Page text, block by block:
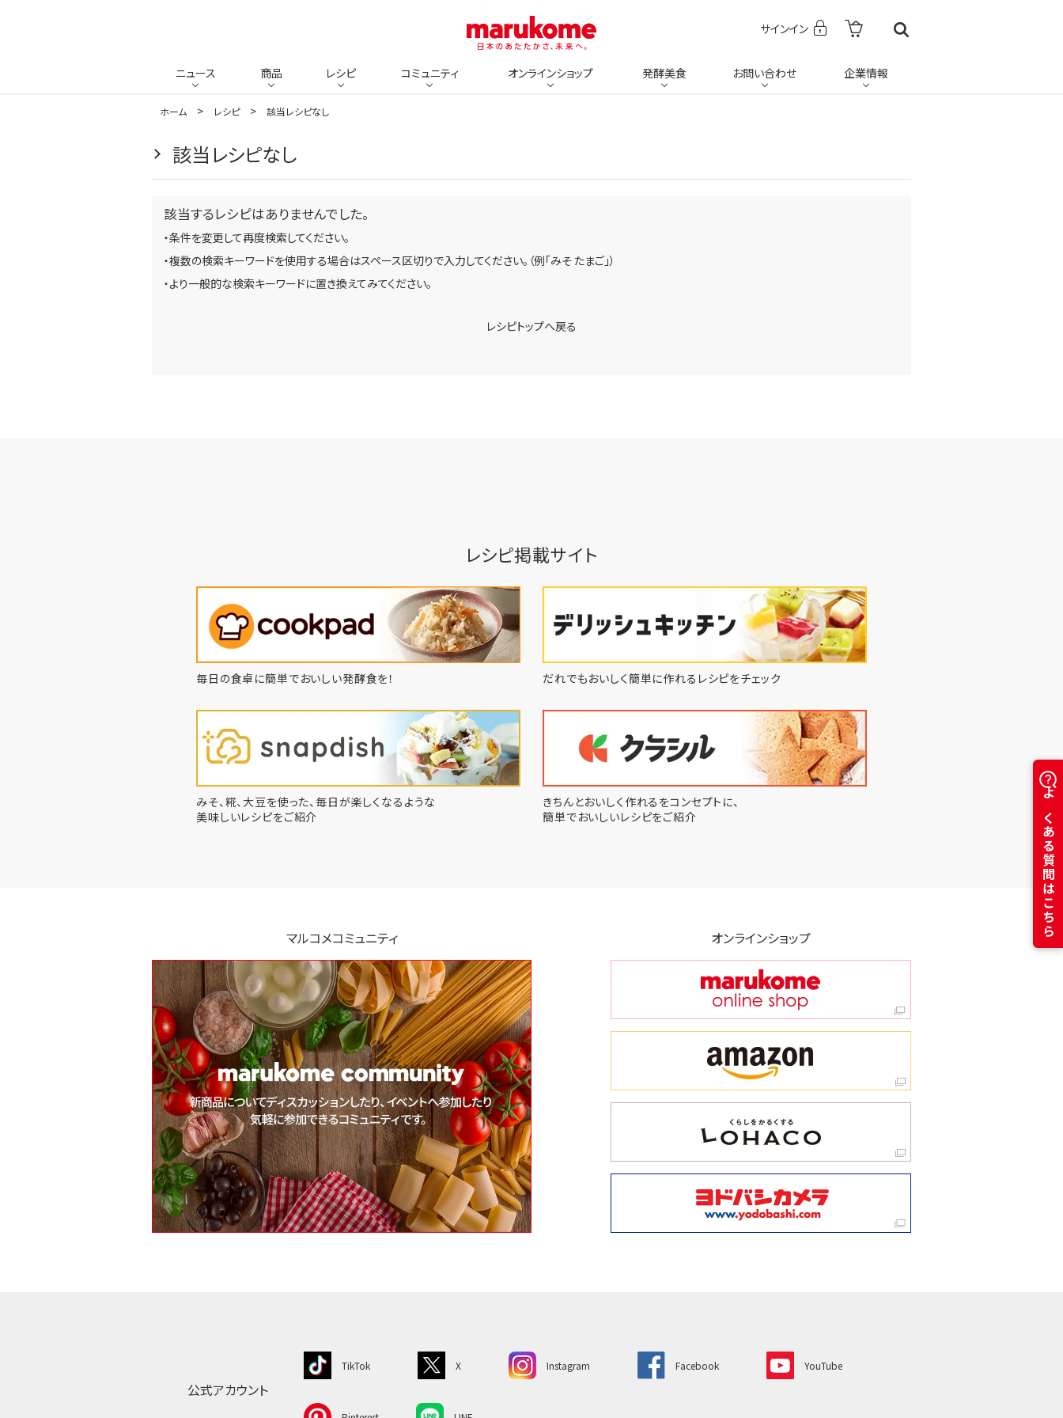
サインイン
ニュース 商品 レシピ コミュニティ オンラインショップ 発酵美食 お問い合わせ 企業情報
ホーム レシピ 該当レシピなし
該当レシピなし
該当するレシピはありませんでした。
・条件を変更して再度検索してください。
・複数の検索キーワードを使用する場合はスペース区切りで入力してください。（例「みそ たまご」）
・より一般的な検索キーワードに置き換えてみてください。
レシピトップへ戻る
レシピ掲載サイト
毎日の食卓に簡単でおいしい発酵食を！ だれでもおいしく簡単に作れるレシピをチェック
みそ、糀、大豆を使った、毎日が楽しくなるような
美味しいレシピをご紹介
きちんとおいしく作れるをコンセプトに、
簡単でおいしいレシピをご紹介
マルコメコミュニティ オンラインショップ
公式アカウント
TikTok X Instagram Facebook YouTube
よくある質問はこちら